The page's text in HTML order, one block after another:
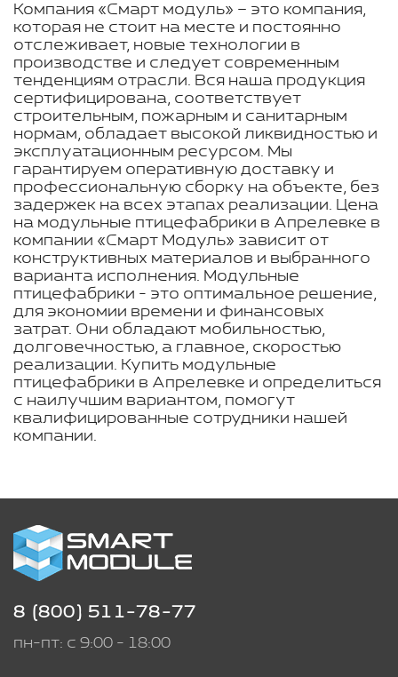
Компания «Смарт модуль» – это компания,
которая не стоит на месте и постоянно
отслеживает, новые технологии в
производстве и следует современным
тенденциям отрасли. Вся наша продукция
сертифицирована, соответствует
строительным, пожарным и санитарным
нормам, обладает высокой ликвидностью и
эксплуатационным ресурсом. Мы
гарантируем оперативную доставку и
профессиональную сборку на объекте, без
задержек на всех этапах реализации. Цена
на модульные птицефабрики в Апрелевке в
компании «Смарт Модуль» зависит от
конструктивных материалов и выбранного
варианта исполнения. Модульные
птицефабрики - это оптимальное решение,
для экономии времени и финансовых
затрат. Они обладают мобильностью,
долговечностью, а главное, скоростью
реализации. Купить модульные
птицефабрики в Апрелевке и определиться
с наилучшим вариантом, помогут
квалифицированные сотрудники нашей
компании.
8 (800) 511-78-77
пн-пт: с 9:00 - 18:00